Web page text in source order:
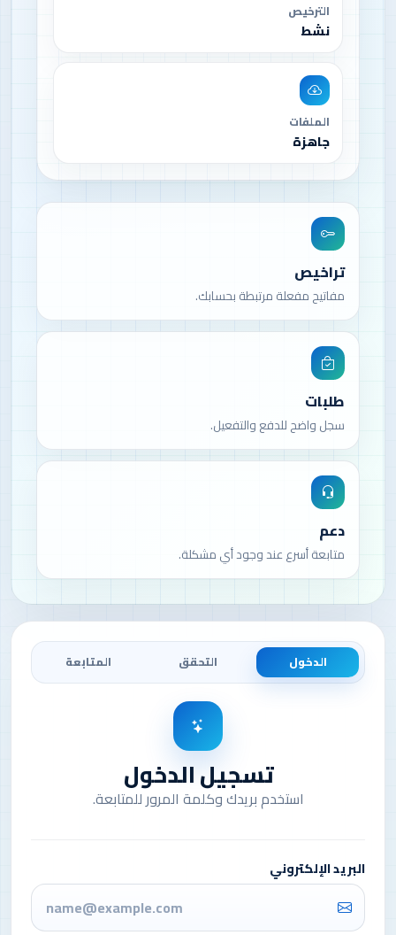
الترخيص
نشط
الملفات
جاهزة
تراخيص
مفاتيح مفعلة مرتبطة بحسابك.
طلبات
سجل واضح للدفع والتفعيل.
دعم
متابعة أسرع عند وجود أي مشكلة.
الدخول التحقق المتابعة
تسجيل الدخول
استخدم بريدك وكلمة المرور للمتابعة.
البريد الإلكتروني